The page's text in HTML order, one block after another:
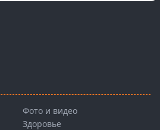
Фото и видео
Здоровье